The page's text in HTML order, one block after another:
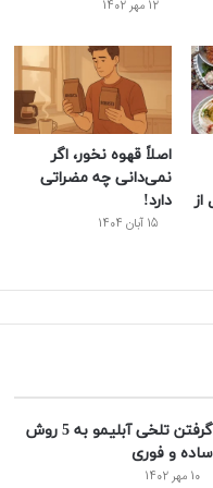
12 مهر 1402
اصلاً قهوه نخور، اگر
نمی‌دانی چه مضراتی
دارد!
15 آبان 1404
گرفتن تلخی آبلیمو به 5 روش
ساده و فوری
10 مهر 1402